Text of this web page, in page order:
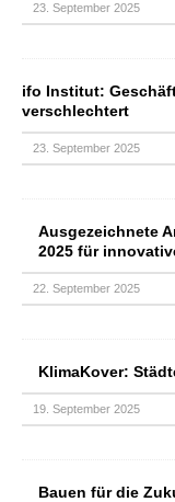
23. September 2025
ifo Institut:
verschlechtert
23. September 2025
Ausgezeichnete
2025 für
22. September 2025
KlimaKover:
19. September 2025
Bauen für die